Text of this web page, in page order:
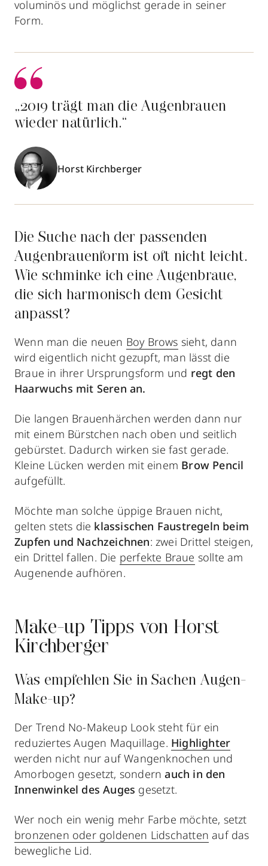
voluminös und möglichst gerade in seiner
Form.
„2019 trägt man die Augenbrauen
wieder natürlich.“
Horst Kirchberger
Die Suche nach der passenden
Augenbrauenform ist oft nicht leicht.
Wie schminke ich eine Augenbraue,
die sich harmonisch dem Gesicht
anpasst?
Wenn man die neuen Boy Brows sieht, dann
wird eigentlich nicht gezupft, man lässt die
Braue in ihrer Ursprungsform und regt den
Haarwuchs mit Seren an.
Die langen Brauenhärchen werden dann nur
mit einem Bürstchen nach oben und seitlich
gebürstet. Dadurch wirken sie fast gerade.
Kleine Lücken werden mit einem Brow Pencil
aufgefüllt.
Möchte man solche üppige Brauen nicht,
gelten stets die klassischen Faustregeln beim
Zupfen und Nachzeichnen: zwei Drittel steigen,
ein Drittel fallen. Die perfekte Braue sollte am
Augenende aufhören.
Make-up Tipps von Horst
Kirchberger
Was empfehlen Sie in Sachen Augen-
Make-up?
Der Trend No-Makeup Look steht für ein
reduziertes Augen Maquillage. Highlighter
werden nicht nur auf Wangenknochen und
Amorbogen gesetzt, sondernauch in den
Innenwinkel des Auges gesetzt.
Wer noch ein wenig mehr Farbe möchte, setzt
bronzenen oder goldenen Lidschatten auf das
bewegliche Lid.